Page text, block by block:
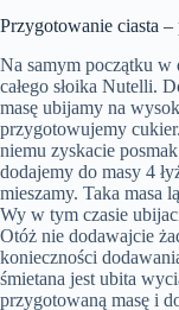
Przygotowanie ciasta –
Na samym początku w
całego słoika Nutelli.
masę ubijamy na
przygotowujemy
niemu zyskacie
dodajemy do masy 4
mieszamy. Taka masa
Wy w tym czasie
Otóż nie dodawajcie
konieczności
śmietana jest ubita
przygotowaną masę i